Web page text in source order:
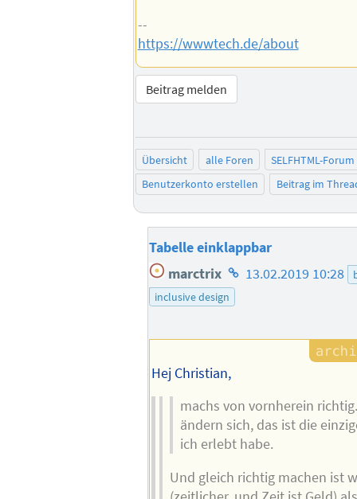
--
https://wwwtech.de/about
Beitrag melden
Übersicht alle Foren
SELFHTML-Forum
Benutzerkonto erstellen
Beitrag im
Tabelle einklappbar
marctrix Homepage
des
13.02.2019 10:28
inclusive design
Hej Christian,
machs von vornherein
ändern sich, das ist die
ich erlebt habe.
Und gleich richtig machen ist